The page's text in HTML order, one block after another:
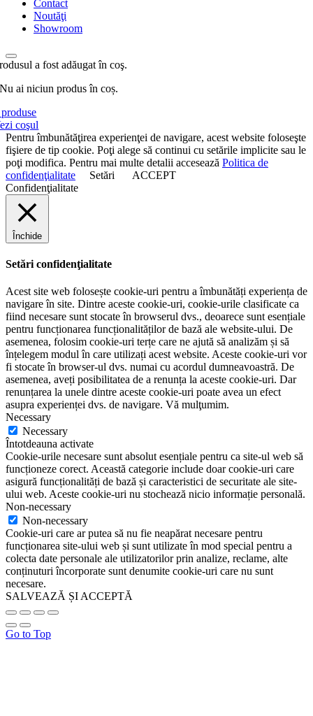
Contact
Noutăţi
Showroom
a fost adăugat în coş.
Nu ai niciun produs în coș.
coşul
Pentru îmbunătăţirea experienţei de navigare, acest website foloseşte
fişiere de tip cookie. Poţi alege să continui cu setările implicite sau le
poţi modifica. Pentru mai multe detalii accesează Politica de
confidenţialitate
Setări
ACCEPT
Confidenţialitate
Închide
Setări confidenţialitate
Acest site web folosește cookie-uri pentru a îmbunătăți experiența de
navigare în site. Dintre aceste cookie-uri, cookie-urile clasificate ca
fiind necesare sunt stocate în browserul dvs., deoarece sunt esențiale
pentru funcționarea funcționalităților de bază ale website-ului. De
asemenea, folosim cookie-uri terțe care ne ajută să analizăm și să
înțelegem modul în care utilizați acest website. Aceste cookie-uri vor
fi stocate în browser-ul dvs. numai cu acordul dumneavoastră. De
asemenea, aveți posibilitatea de a renunța la aceste cookie-uri. Dar
renunțarea la unele dintre aceste cookie-uri poate avea un efect
asupra experienței dvs. de navigare. Vă mulţumim.
Necessary
Necessary
Întotdeauna activate
Cookie-urile necesare sunt absolut esențiale pentru ca site-ul web să
funcționeze corect. Această categorie include doar cookie-uri care
asigură funcționalități de bază și caracteristici de securitate ale site-
ului web. Aceste cookie-uri nu stochează nicio informație personală.
Non-necessary
Non-necessary
Cookie-uri care ar putea să nu fie neapărat necesare pentru
funcționarea site-ului web și sunt utilizate în mod special pentru a
colecta date personale ale utilizatorilor prin analize, reclame, alte
conținuturi încorporate sunt denumite cookie-uri care nu sunt
necesare.
SALVEAZĂ ȘI ACCEPTĂ
Go to Top